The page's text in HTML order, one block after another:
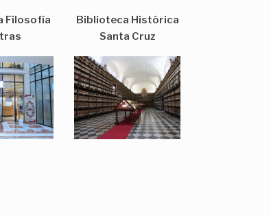
Filosofía
Biblioteca Histórica
Santa Cruz